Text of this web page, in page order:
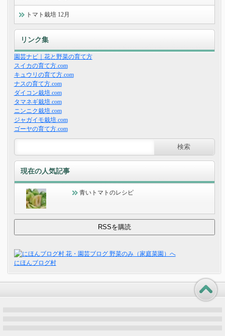
トマト栽培 12月
リンク集
園芸ナビ｜花と野菜の育て方
スイカの育て方.com
キュウリの育て方.com
ナスの育て方.com
ダイコン栽培.com
タマネギ栽培.com
ニンニク栽培.com
ジャガイモ栽培.com
ゴーヤの育て方.com
現在の人気記事
青いトマトのレシピ
にほんブログ村